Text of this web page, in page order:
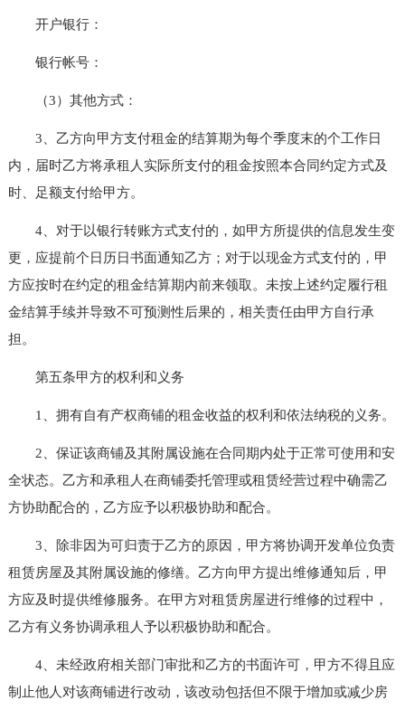
开户银行：
银行帐号：
（3）其他方式：
3、乙方向甲方支付租金的结算期为每个季度末的个工作日
内，届时乙方将承租人实际所支付的租金按照本合同约定方式及
时、足额支付给甲方。
4、对于以银行转账方式支付的，如甲方所提供的信息发生变
更，应提前个日历日书面通知乙方；对于以现金方式支付的，甲
方应按时在约定的租金结算期内前来领取。未按上述约定履行租
金结算手续并导致不可预测性后果的，相关责任由甲方自行承
担。
第五条甲方的权利和义务
1、拥有自有产权商铺的租金收益的权利和依法纳税的义务。
2、保证该商铺及其附属设施在合同期内处于正常可使用和安
全状态。乙方和承租人在商铺委托管理或租赁经营过程中确需乙
方协助配合的，乙方应予以积极协助和配合。
3、除非因为可归责于乙方的原因，甲方将协调开发单位负责
租赁房屋及其附属设施的修缮。乙方向甲方提出维修通知后，甲
方应及时提供维修服务。在甲方对租赁房屋进行维修的过程中，
乙方有义务协调承租人予以积极协助和配合。
4、未经政府相关部门审批和乙方的书面许可，甲方不得且应
制止他人对该商铺进行改动，该改动包括但不限于增加或减少房